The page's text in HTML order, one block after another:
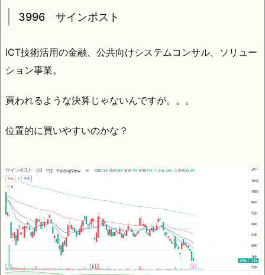
3996 サインポスト
ICT技術活用の金融、公共向けシステムコンサル、ソリュー
ション事業。
買われるような決算じゃないんですが。。。
位置的に買いやすいのかな？